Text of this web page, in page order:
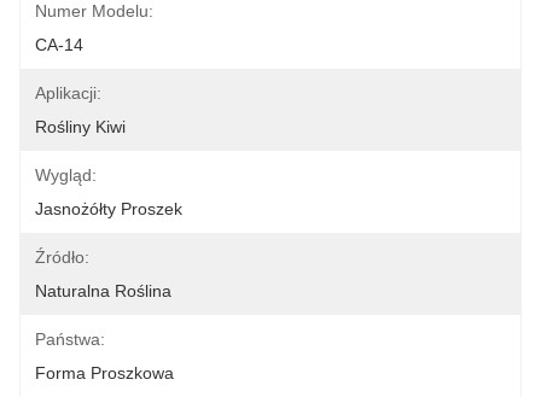
Numer Modelu:
CA-14
Aplikacji:
Rośliny Kiwi
Wygląd:
Jasnożółty Proszek
Źródło:
Naturalna Roślina
Państwa:
Forma Proszkowa